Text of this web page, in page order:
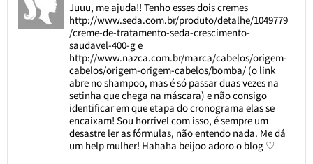
Juuu, me ajuda!! Tenho esses dois cremes
http://www.seda.com.br/produto/detalhe/1049779
/creme-de-tratamento-seda-crescimento-
saudavel-400-ge
http://www.nazca.com.br/marca/cabelos/origem-
cabelos/origem-origem-cabelos/bomba/(o link
abre no shampoo, mas é só passar duas vezes na
setinha que chega na máscara) e não consigo
identificar em que etapa do cronograma elas se
encaixam! Sou horrível com isso, é sempre um
desastre ler as fórmulas, não entendo nada. Me dá
um help mulher! Hahaha beijoo adoro o blog ♡